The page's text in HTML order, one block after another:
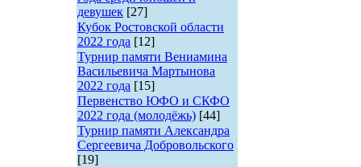
девушек [27]
Кубок Ростовской области
2022 года [12]
Турнир памяти Вениамина
Васильевича Мартынова
2022 года [15]
Первенство ЮФО и СКФО
2022 года (молодёжь) [44]
Турнир памяти Александра
Сергеевича Добровольского
[19]